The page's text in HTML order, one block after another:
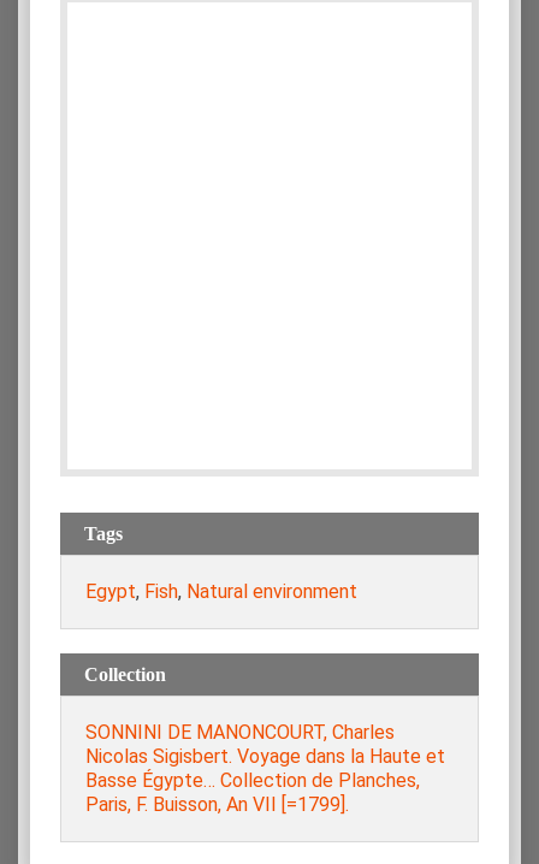
Tags
Egypt, Fish, Natural environment
Collection
SONNINI DE MANONCOURT, Charles
Nicolas Sigisbert. Voyage dans la Haute et
Basse Égypte… Collection de Planches,
Paris, F. Buisson, An VII [=1799].